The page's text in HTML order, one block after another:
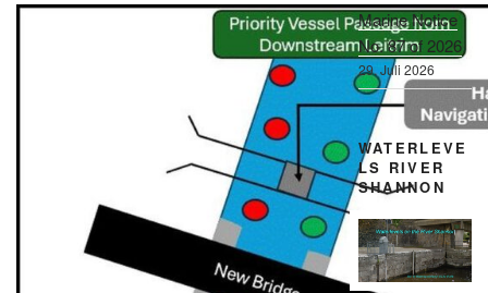
Marine Notice
No. 87 of 2026
29. Juli 2026
WATERLEVE
LS RIVER
SHANNON